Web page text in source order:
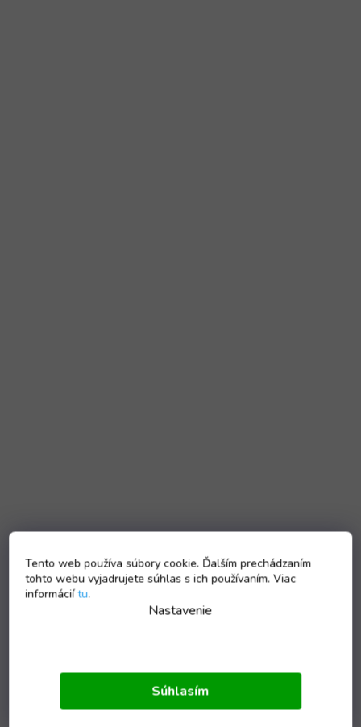
Tento web používa súbory cookie. Ďalším prechádzaním
tohto webu vyjadrujete súhlas s ich používaním. Viac
informáciítu.
Nastavenie
Súhlasím